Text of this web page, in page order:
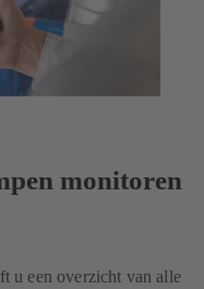
monitoren
u een overzicht van alle